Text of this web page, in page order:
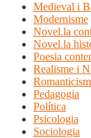
Medieval i
Modernisme
Novel.la
Novel.la
Poesia
Realisme i
Pedagogia
Política
Psicologia
Sociologia